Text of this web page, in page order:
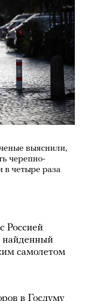
выяснили,
черепно-
в четыре раза
Россией
найденный
самолетом
в Госдуму